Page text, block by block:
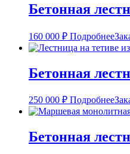
Бетонная
160 000 ₽ Подробнее
Бетонная
250 000 ₽ Подробнее
Бетонная